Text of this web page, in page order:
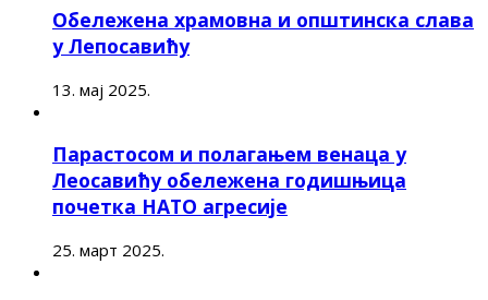
Обележена храмовна и општинска слава
у Лепосавићу
13. мај 2025.
Парастосом и полагањем венаца у
Леосавићу обележена годишњица
почетка НАТО агресије
25. март 2025.